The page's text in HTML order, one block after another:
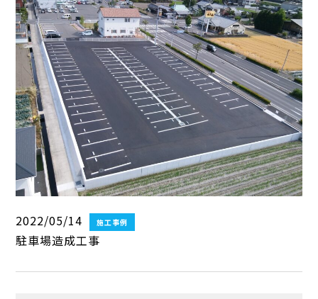
2022/05/14 施工事例
駐車場造成工事